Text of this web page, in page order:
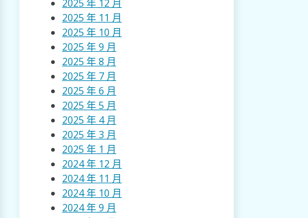
2025 年 12 月
2025 年 11 月
2025 年 10 月
2025 年 9 月
2025 年 8 月
2025 年 7 月
2025 年 6 月
2025 年 5 月
2025 年 4 月
2025 年 3 月
2025 年 1 月
2024 年 12 月
2024 年 11 月
2024 年 10 月
2024 年 9 月